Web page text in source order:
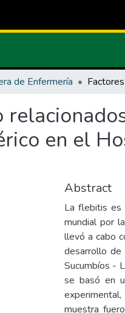
de Enfermería
en el
Abstract
La flebitis es
mundial por
llevó a cabo
desarrollo de
Sucumbíos -
se basó en
muestra